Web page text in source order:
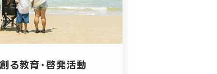
る教育・啓発活動